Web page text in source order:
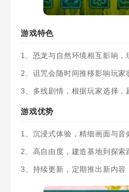
游戏特色
1、恐龙与自然环境相互影响，
2、诅咒会随时间推移影响玩家
3、多线剧情，根据玩家选择，
游戏优势
1、沉浸式体验，精细画面与音
2、高自由度，建造基地到探索
3、持续更新，定期推出新内容